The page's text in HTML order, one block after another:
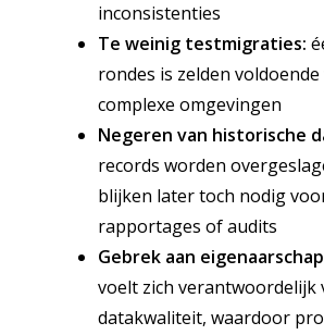
inconsistenties
Te weinig testmigraties:
rondes is zelden
complexe omgevingen
Negeren van historische
records worden
blijken later toch nodig
rapportages of audits
Gebrek aan
voelt zich verantwoordelijk
datakwaliteit, waardoor